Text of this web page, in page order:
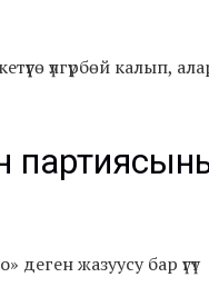
үлгүрбөй калып,
жазуусу бар үгүт